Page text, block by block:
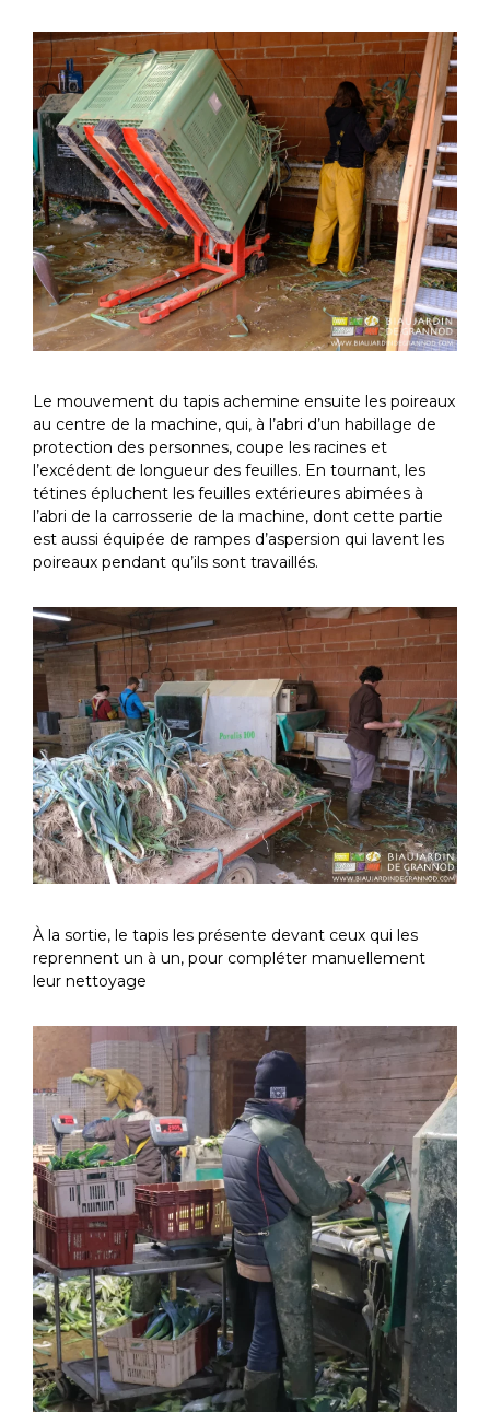
Le mouvement du tapis achemine ensuite les poireaux
au centre de la machine, qui, à l’abri d’un habillage de
protection des personnes, coupe les racines et
l’excédent de longueur des feuilles. En tournant, les
tétines épluchent les feuilles extérieures abimées à
l’abri de la carrosserie de la machine, dont cette partie
est aussi équipée de rampes d’aspersion qui lavent les
poireaux pendant qu’ils sont travaillés.
À la sortie, le tapis les présente devant ceux qui les
reprennent un à un, pour compléter manuellement
leur nettoyage